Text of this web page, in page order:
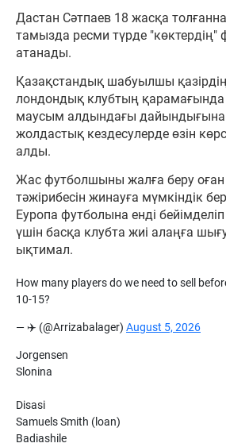
Дастан Сәтпаев 18 жасқа
тамызда ресми түрде
атанады.
Қазақстандық шабуылшы
лондондық клубтың
маусым алдындағы
жолдастық кездесулерде өзін
алды.
Жас футболшыны жалға беру
тәжірибесін жинауға мүмкіндік
Еуропа футболына енді
үшін басқа клубта жиі алаңға
ықтимал.
How many players do we need to sell
10-15?
— ✈️ (@Arrizabalager) August 5, 2026
Jorgensen
Slonina
Disasi
Samuels Smith (loan)
Badiashile